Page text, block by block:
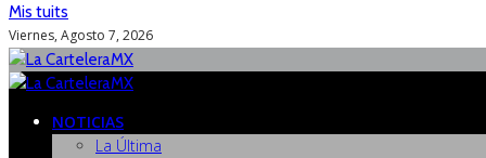
Mis tuits
Viernes, Agosto 7, 2026
NOTICIAS
La Última